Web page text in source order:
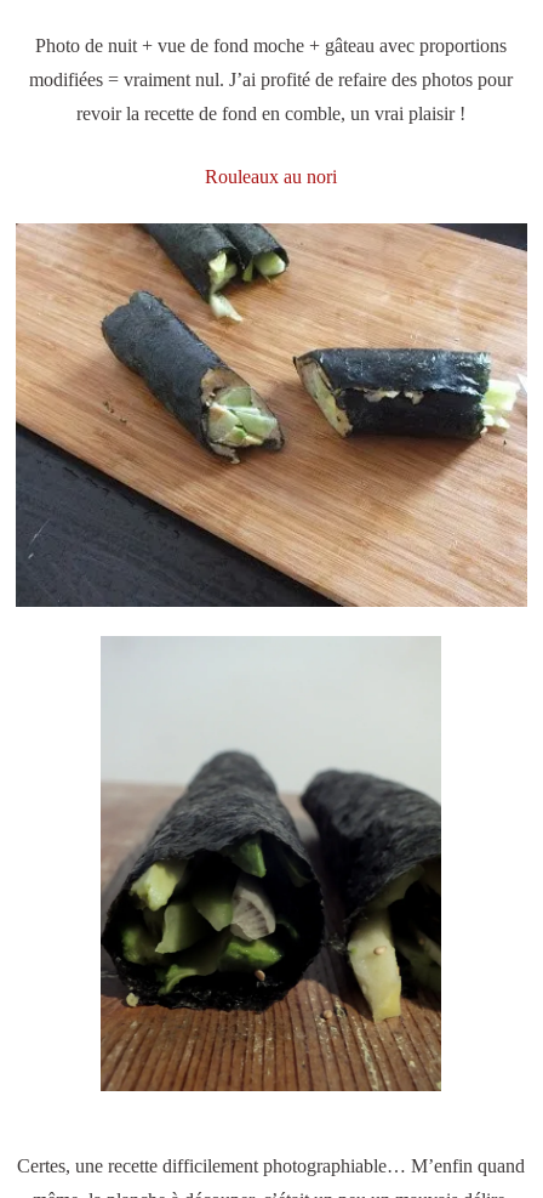
Photo de nuit + vue de fond moche + gâteau avec proportions
modifiées = vraiment nul. J’ai profité de refaire des photos pour
revoir la recette de fond en comble, un vrai plaisir !
Rouleaux au nori
Certes, une recette difficilement photographiable… M’enfin quand